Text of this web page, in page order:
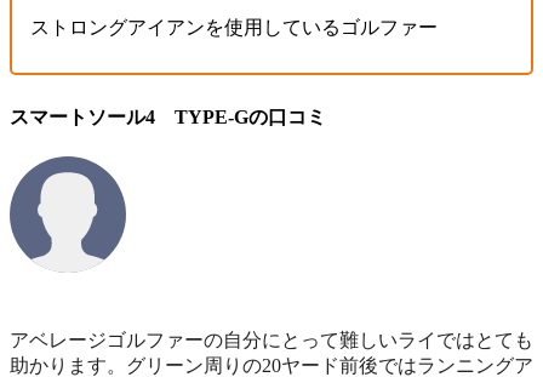
ストロングアイアンを使用しているゴルファー
スマートソール4 TYPE-Gの口コミ
アベレージゴルファーの自分にとって難しいライではとても
助かります。グリーン周りの20ヤード前後ではランニングア